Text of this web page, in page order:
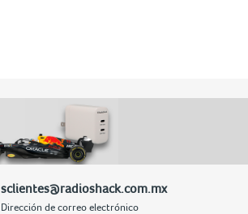
sclientes@radioshack.com.mx
Dirección de correo electrónico